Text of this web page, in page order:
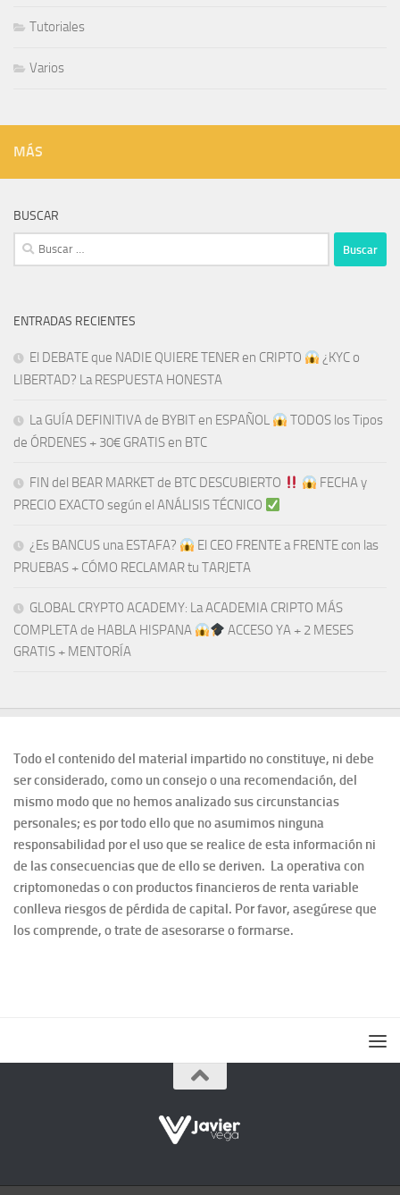
Tutoriales
Varios
MÁS
BUSCAR
Buscar:
ENTRADAS RECIENTES
El DEBATE que NADIE QUIERE TENER en CRIPTO
¿KYC o
LIBERTAD? La RESPUESTA HONESTA
La GUÍA DEFINITIVA de BYBIT en ESPAÑOL
TODOS los Tipos
de ÓRDENES + 30€ GRATIS en BTC
FIN del BEAR MARKET de BTC DESCUBIERTO
FECHA y
PRECIO EXACTO según el ANÁLISIS TÉCNICO
¿Es BANCUS una ESTAFA?
El CEO FRENTE a FRENTE con las
PRUEBAS + CÓMO RECLAMAR tu TARJETA
GLOBAL CRYPTO ACADEMY: La ACADEMIA CRIPTO MÁS
COMPLETA de HABLA HISPANA
ACCESO YA + 2 MESES
GRATIS + MENTORÍA
Todo el contenido del material impartido no constituye, ni debe
ser considerado, como un consejo o una recomendación, del
mismo modo que no hemos analizado sus circunstancias
personales; es por todo ello que no asumimos ninguna
responsabilidad por el uso que se realice de esta información ni
de las consecuencias que de ello se deriven. La operativa con
criptomonedas o con productos financieros de renta variable
conlleva riesgos de pérdida de capital. Por favor, asegúrese que
los comprende, o trate de asesorarse o formarse.